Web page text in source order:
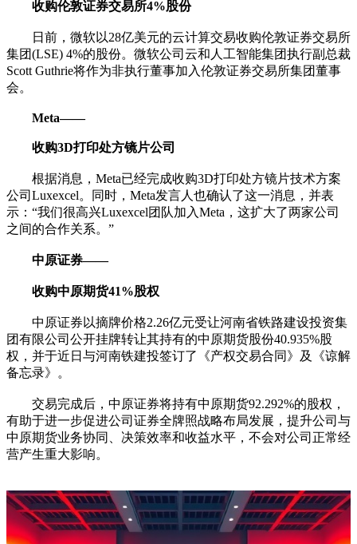
收购伦敦证券交易所4%股份
日前，微软以28亿美元的云计算交易收购伦敦证券交易所
集团(LSE) 4%的股份。微软公司云和人工智能集团执行副总裁
Scott Guthrie将作为非执行董事加入伦敦证券交易所集团董事
会。
Meta——
收购3D打印处方镜片公司
根据消息，Meta已经完成收购3D打印处方镜片技术方案
公司Luxexcel。同时，Meta发言人也确认了这一消息，并表
示：“我们很高兴Luxexcel团队加入Meta，这扩大了两家公司
之间的合作关系。”
中原证券——
收购中原期货41%股权
中原证券以摘牌价格2.26亿元受让河南省铁路建设投资集
团有限公司公开挂牌转让其持有的中原期货股份40.935%股
权，并于近日与河南铁建投签订了《产权交易合同》及《谅解
备忘录》。
交易完成后，中原证券将持有中原期货92.292%的股权，
有助于进一步促进公司证券全牌照战略布局发展，提升公司与
中原期货业务协同、决策效率和收益水平，不会对公司正常经
营产生重大影响。